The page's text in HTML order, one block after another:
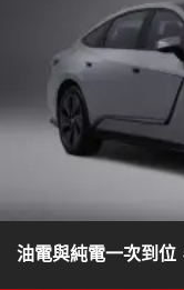
油電與純電一次到